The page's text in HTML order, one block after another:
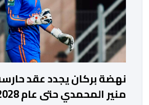
نهضة بركان يجدد عقد
منير المحمدي حتى عام 2028